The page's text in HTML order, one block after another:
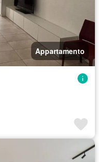
Appartamento